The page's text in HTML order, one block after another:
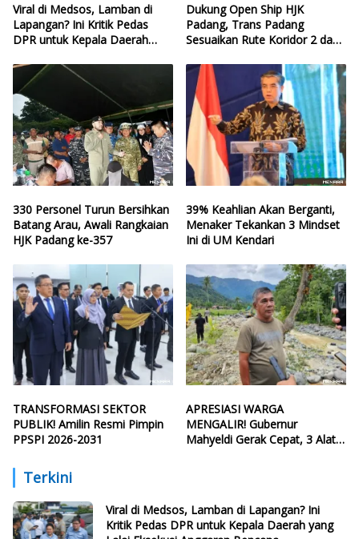
Viral di Medsos, Lamban di
Lapangan? Ini Kritik Pedas
DPR untuk Kepala Daerah
Bencana
Dukung Open Ship HJK
Padang, Trans Padang
Sesuaikan Rute Koridor 2 dan
330 Personel Turun Bersihkan
Batang Arau, Awali Rangkaian
HJK Padang ke-357
39% Keahlian Akan Berganti,
Menaker Tekankan 3 Mindset
Ini di UM Kendari
TRANSFORMASI SEKTOR
PUBLIK! Amilin Resmi Pimpin
PPSPI 2026-2031
APRESIASI WARGA
MENGALIR! Gubernur
Mahyeldi Gerak Cepat, 3 Alat
Terkini
Viral di Medsos, Lamban di Lapangan? Ini
Kritik Pedas DPR untuk Kepala Daerah yang